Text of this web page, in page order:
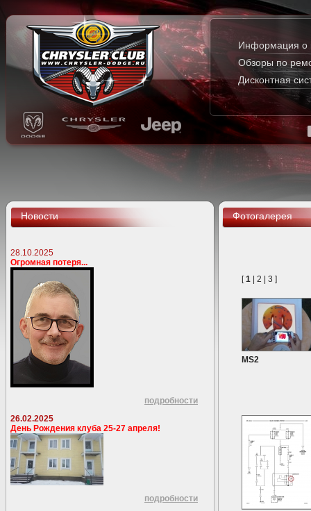
Информация о
Обзоры по
Дисконтная
Новости
28.10.2025
Огромная потеря...
подробности
26.02.2025
День Рождения клуба 25-27 апреля!
подробности
Фотогалерея
[1 2 3 ]
MS2